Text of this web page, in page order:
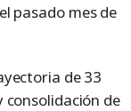
pasado mes de
de 33
consolidación de